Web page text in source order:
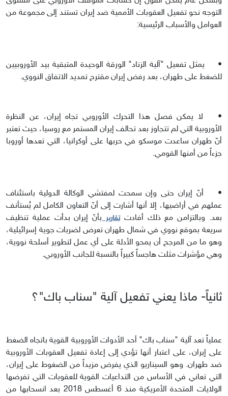
التوجه نحو تفعيل العقوبات الأممية ضد إيران تستند إلى مجموعة من
العوامل والأسباب الرئيسية:
•
يمثل تفعيل "آلية الزناد" الورقة الوحيدة المتبقية بيد الأوروبيين
للضغط على طهران، بعد رفض إيران مقترح تمديد الاتفاق النووي.
•
لا يمكن فصل هذا التحرك الأوروبي تجاه إيران، عن النظرة
الأوروبية التي لم تتجاوز بعد تحالف إيران المستمر مع روسيا، حيث تعتبر
أنّ طهران ساعدت موسكو في حربها على أوكرانيا، التي تعدها أوروبا
جزءاً من أمنها القومي.
•
أنّ إيران حتى وإن سمحت لمفتشي الوكالة الدولية باستئناف
عملهم في أراضيها، إلا أنها أشارت إلى أنّ التعاون الكامل لم يُستأنف
بعد. وبالتزامن مع ذلك أفادتتقاريربأنّ إيران بدأت عملية تنظيف
سريعة بموقع نووي في شمال طهران تعرض لضربات جوية إسرائيلية،
وهو ما من المرجح أن يمحو الأدلة على أي عمل لتطوير أسلحة نووية،
وهي مؤشرات مثلت هاجساً كبيراً بالنسبة للجانب الأوروبي.
ثانياً- ماذا يعني تفعيل آلية "سناب باك"؟
عملياً تعد آلية "سناب باك" أحد الأدوات الأوروبية القوية باتجاه الضغط
على إيران، على اعتبار أنها تؤدي إلى إعادة تفعيل العقوبات الأوروبية
ضد طهران. وهو السيناريو الذي يفرض مزيداً من الضغوط على إيران،
التي تعاني في الأساس من التداعيات القوية للعقوبات التي تفرضها
الولايات المتحدة الأمريكية منذ 6 أغسطس 2018 بعد انسحابها من